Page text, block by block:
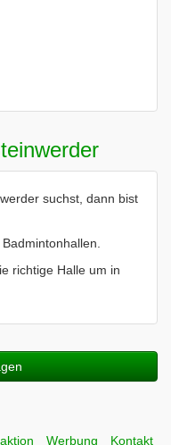
suchst, dann bist
richtige Halle um in
Werbung Kontakt